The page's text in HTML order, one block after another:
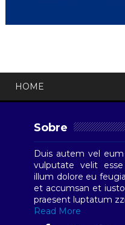
HOME
Sobre
Duis autem vel
vulputate velit
illum dolore eu
et accumsan et
praesent luptatum
Read More